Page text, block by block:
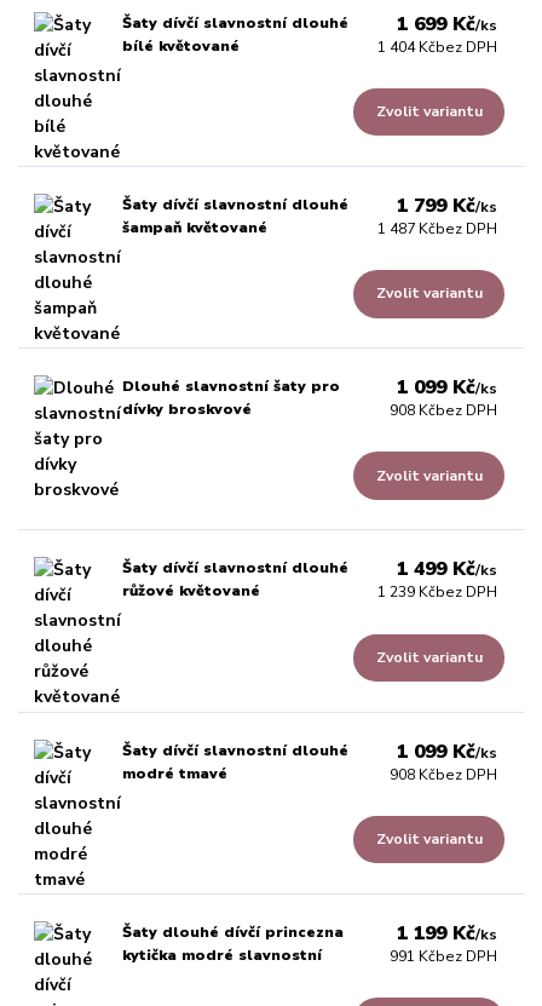
Šaty dívčí slavnostní dlouhé
bílé květované
1 699 Kč/ks
1 404 Kčbez DPH
Zvolit variantu
Šaty dívčí slavnostní dlouhé
šampaň květované
1 799 Kč/ks
1 487 Kčbez DPH
Zvolit variantu
Dlouhé slavnostní šaty pro
dívky broskvové
1 099 Kč/ks
908 Kčbez DPH
Zvolit variantu
Šaty dívčí slavnostní dlouhé
růžové květované
1 499 Kč/ks
1 239 Kčbez DPH
Zvolit variantu
Šaty dívčí slavnostní dlouhé
modré tmavé
1 099 Kč/ks
908 Kčbez DPH
Zvolit variantu
Šaty dlouhé dívčí princezna
kytička modré slavnostní
1 199 Kč/ks
991 Kčbez DPH